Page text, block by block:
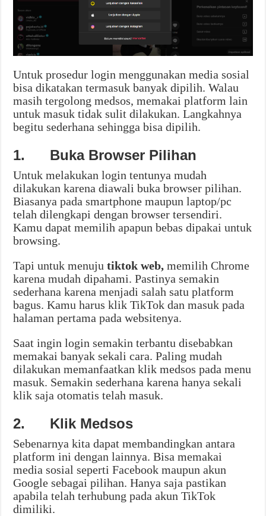
Untuk prosedur login menggunakan media sosial
bisa dikatakan termasuk banyak dipilih. Walau
masih tergolong medsos, memakai platform lain
untuk masuk tidak sulit dilakukan. Langkahnya
begitu sederhana sehingga bisa dipilih.
1. Buka Browser Pilihan
Untuk melakukan login tentunya mudah
dilakukan karena diawali buka browser pilihan.
Biasanya pada smartphone maupun laptop/pc
telah dilengkapi dengan browser tersendiri.
Kamu dapat memilih apapun bebas dipakai untuk
browsing.
Tapi untuk menuju tiktok web,memilih Chrome
karena mudah dipahami. Pastinya semakin
sederhana karena menjadi salah satu platform
bagus. Kamu harus klik TikTok dan masuk pada
halaman pertama pada websitenya.
Saat ingin login semakin terbantu disebabkan
memakai banyak sekali cara. Paling mudah
dilakukan memanfaatkan klik medsos pada menu
masuk. Semakin sederhana karena hanya sekali
klik saja otomatis telah masuk.
2. Klik Medsos
Sebenarnya kita dapat membandingkan antara
platform ini dengan lainnya. Bisa memakai
media sosial seperti Facebook maupun akun
Google sebagai pilihan. Hanya saja pastikan
apabila telah terhubung pada akun TikTok
dimiliki.